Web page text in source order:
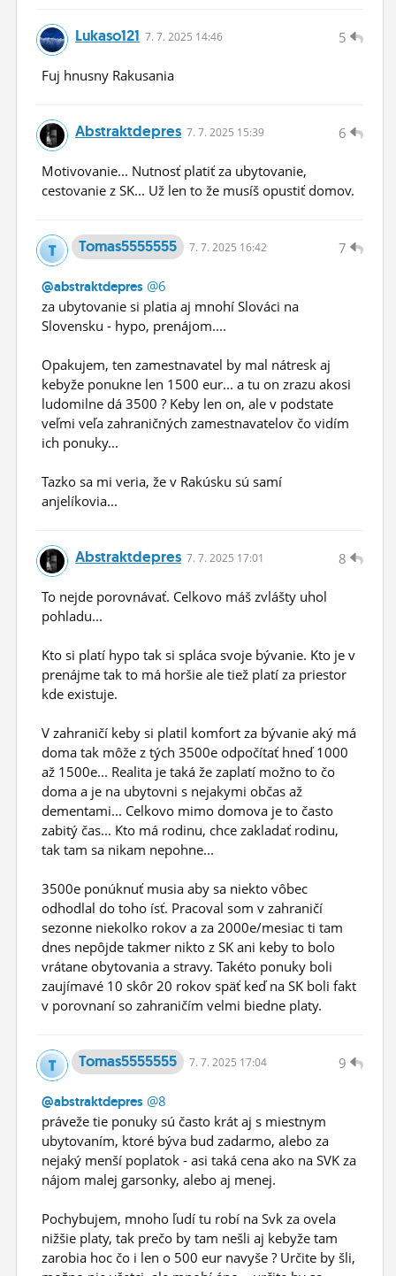
5
Lukaso121 7. 7. 2025 14:46
Fuj hnusny Rakusania
6
Abstraktdepres 7. 7. 2025 15:39
Motivovanie... Nutnosť platiť za ubytovanie,
cestovanie z SK... Už len to že musíš opustiť domov.
7
Tomas5555555 7. 7. 2025 16:42
@abstraktdepres @6
za ubytovanie si platia aj mnohí Slováci na
Slovensku - hypo, prenájom....
Opakujem, ten zamestnavatel by mal nátresk aj
kebyže ponukne len 1500 eur... a tu on zrazu akosi
ludomilne dá 3500 ? Keby len on, ale v podstate
veľmi veľa zahraničných zamestnavatelov čo vidím
ich ponuky...
Tazko sa mi veria, že v Rakúsku sú samí
anjelíkovia...
8
Abstraktdepres 7. 7. 2025 17:01
To nejde porovnávať. Celkovo máš zvlášty uhol
pohladu...
Kto si platí hypo tak si spláca svoje bývanie. Kto je v
prenájme tak to má horšie ale tiež platí za priestor
kde existuje.
V zahraničí keby si platil komfort za bývanie aký má
doma tak môže z tých 3500e odpočítať hneď 1000
až 1500e... Realita je taká že zaplatí možno to čo
doma a je na ubytovni s nejakymi občas až
dementami... Celkovo mimo domova je to často
zabitý čas... Kto má rodinu, chce zakladať rodinu,
tak tam sa nikam nepohne...
3500e ponúknuť musia aby sa niekto vôbec
odhodlal do toho ísť. Pracoval som v zahraničí
sezonne niekolko rokov a za 2000e/mesiac ti tam
dnes nepôjde takmer nikto z SK ani keby to bolo
vrátane obytovania a stravy. Takéto ponuky boli
zaujímavé 10 skôr 20 rokov späť keď na SK boli fakt
v porovnaní so zahraničím velmi biedne platy.
9
Tomas5555555 7. 7. 2025 17:04
@abstraktdepres @8
práveže tie ponuky sú často krát aj s miestnym
ubytovaním, ktoré býva bud zadarmo, alebo za
nejaký menší poplatok - asi taká cena ako na SVK za
nájom malej garsonky, alebo aj menej.
Pochybujem, mnoho ľudí tu robí na Svk za ovela
nižšie platy, tak prečo by tam nešli aj kebyže tam
zarobia hoc čo i len o 500 eur navyše ? Určite by šli,